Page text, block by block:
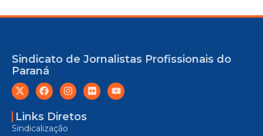
Sindicato de Jornalistas Profissionais do
Paraná
Links Diretos
Sindicalização